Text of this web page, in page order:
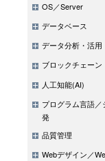
OS／Server
データベース
データ分析・活用
ブロックチェーン
人工知能(AI)
プログラム言語／
発
品質管理
Webデザイン／